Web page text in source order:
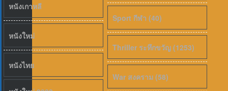
หนังเกาหลี
หนังใหม่
หนังไทย
Sport กีฬา (40)
Thriller ระทึกขวัญ (1253)
War สงคราม (58)